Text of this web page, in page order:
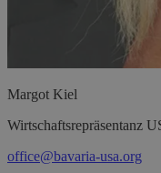
Margot Kiel
Wirtschaftsrepräsentanz
office@bavaria-usa.org